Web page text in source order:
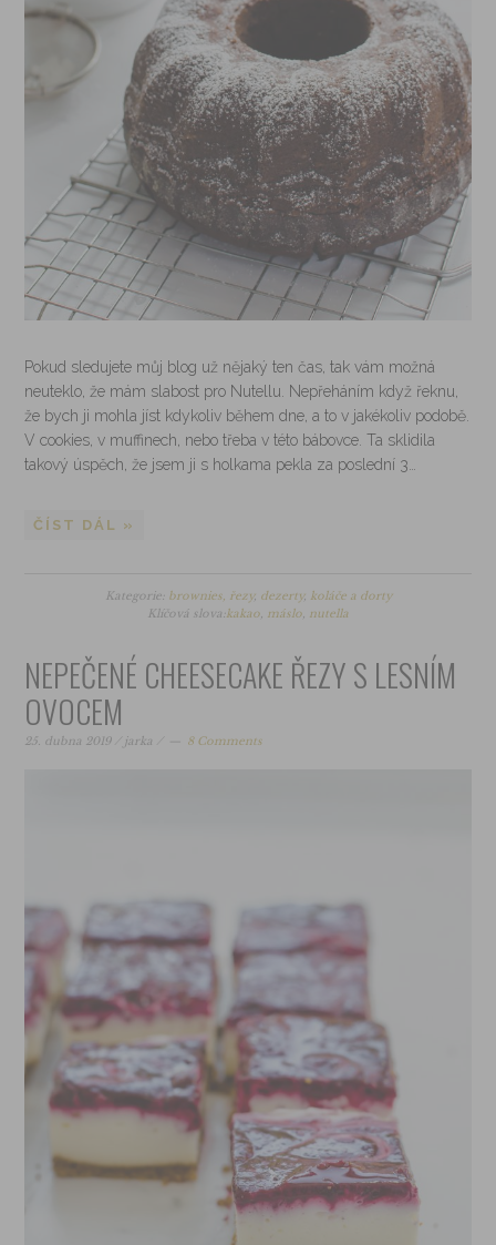
Pokud sledujete můj blog už nějaký ten čas, tak vám možná
neuteklo, že mám slabost pro Nutellu. Nepřeháním když řeknu,
že bych ji mohla jíst kdykoliv během dne, a to v jakékoliv podobě.
V cookies, v muffinech, nebo třeba v této bábovce. Ta sklidila
takový úspěch, že jsem ji s holkama pekla za poslední 3…
ČÍST DÁL »
Kategorie: brownies, řezy, dezerty, koláče a dorty
Klíčová slova:kakao, máslo, nutella
NEPEČENÉ CHEESECAKE ŘEZY S LESNÍM
OVOCEM
25. dubna 2019/ jarka 8 Comments